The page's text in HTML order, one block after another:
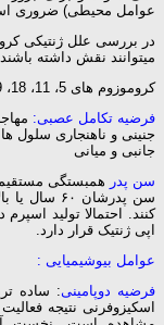
عوامل محیطی) ضروری
در بررسی علل ژنتیکی
میتوانند نقش داشته
کروموزوم های 5، 11، 18، 19، x ، 22، 6، 8، 1
فرضیه تکامل عصبی:
جنینی و ناهنجاری سلول
جانبی و میانی
سن پدر همبستگی
سن پدرشان
کنند. احتمالا تولید
اپی ژنتیک قرار دارد.
عوامل بیوشیمیایی :
فرضیه دوپامینی: ساده
اسکیزوفرنی نتیجه